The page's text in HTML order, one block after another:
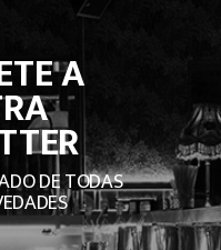
A
DE TODAS